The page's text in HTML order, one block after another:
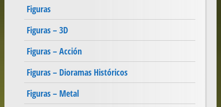
Figuras
Figuras – 3D
Figuras – Acción
Figuras – Dioramas Históricos
Figuras – Metal